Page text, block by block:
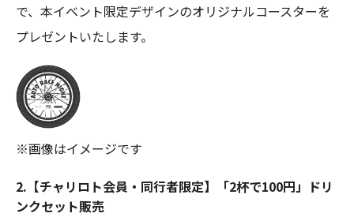
で、本イベント限定デザインのオリジナルコースターを
プレゼントいたします。
※画像はイメージです
2.【チャリロト会員・同行者限定】「2杯で100円」ドリ
ンクセット販売